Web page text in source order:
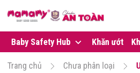
Baby Safety Hub Khăn ướt
Trang chủ Chưa phân loại